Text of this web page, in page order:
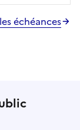
échéances